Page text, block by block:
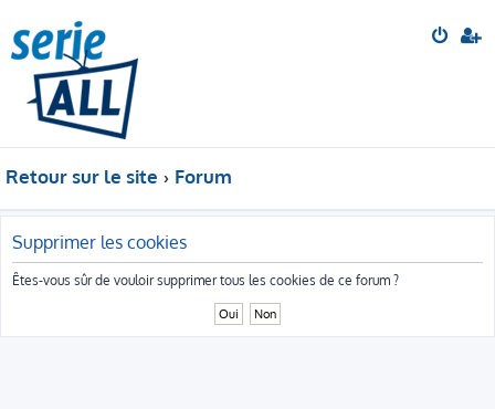
Retour sur le site Forum
Supprimer les cookies
Êtes-vous sûr de vouloir supprimer tous les cookies de ce forum ?